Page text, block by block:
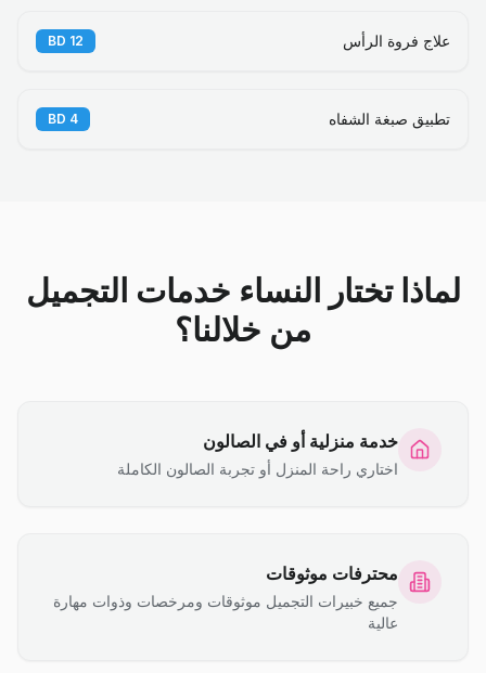
علاج فروة الرأس 12
BD
تطبيق صبغة الشفاه 4
BD
لماذا تختار النساء خدمات التجميل
من خلالنا؟
خدمة منزلية أو في الصالون
اختاري راحة المنزل أو تجربة الصالون الكاملة
محترفات موثوقات
جميع خبيرات التجميل موثوقات ومرخصات وذوات مهارة
عالية